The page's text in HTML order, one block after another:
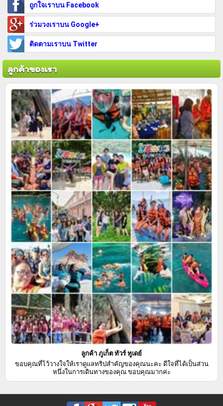
ถูกใจเราบน Facebook
ร่วมวงเราบน Google+
ติดตามเราบน Twitter
ลูกค้าของเรา
ลูกค้า ภูเก็ต ทัวร์ ทูเดย์
ขอบคุณที่ไว้วางใจให้เราดูแลทริปสำคัญของคุณนะคะ ดีใจที่ได้เป็นส่วน
หนึ่งในการเดินทางของคุณ ขอบคุณมากค่ะ